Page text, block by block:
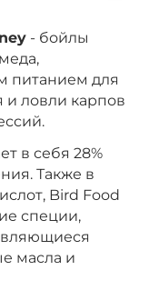
- бойлы
питанием для
ловли карпов
в себя 28%
Также в
Bird Food
специи,
масла и